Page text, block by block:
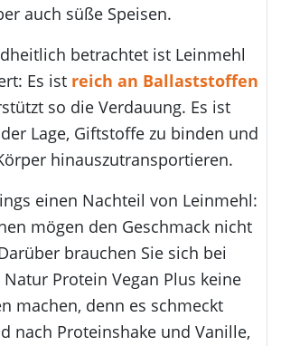
auch süße Speisen.
betrachtet ist Leinmehl
Es ist reich an Ballaststoffen
so die Verdauung. Es ist
Lage, Giftstoffe zu binden und
hinauszutransportieren.
einen Nachteil von Leinmehl:
mögen den Geschmack nicht
brauchen Sie sich bei
Natur Protein Vegan Plus keine
machen, denn es schmeckt
nach Proteinshake und Vanille,